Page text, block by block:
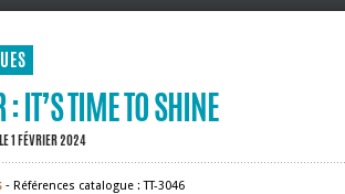
: IT’S TIME TO SHINE
LE 1 FÉVRIER 2024
‐ Références catalogue : TT-3046